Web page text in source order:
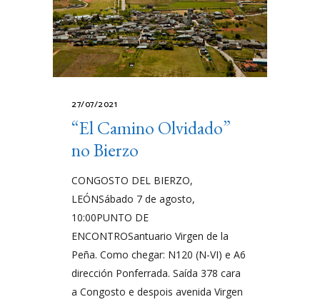
27/07/2021
“El Camino Olvidado”
no Bierzo
CONGOSTO DEL BIERZO,
LEÓNSábado 7 de agosto,
10:00PUNTO DE
ENCONTROSantuario Virgen de la
Peña. Como chegar: N120 (N-VI) e A6
dirección Ponferrada. Saída 378 cara
a Congosto e despois avenida Virgen